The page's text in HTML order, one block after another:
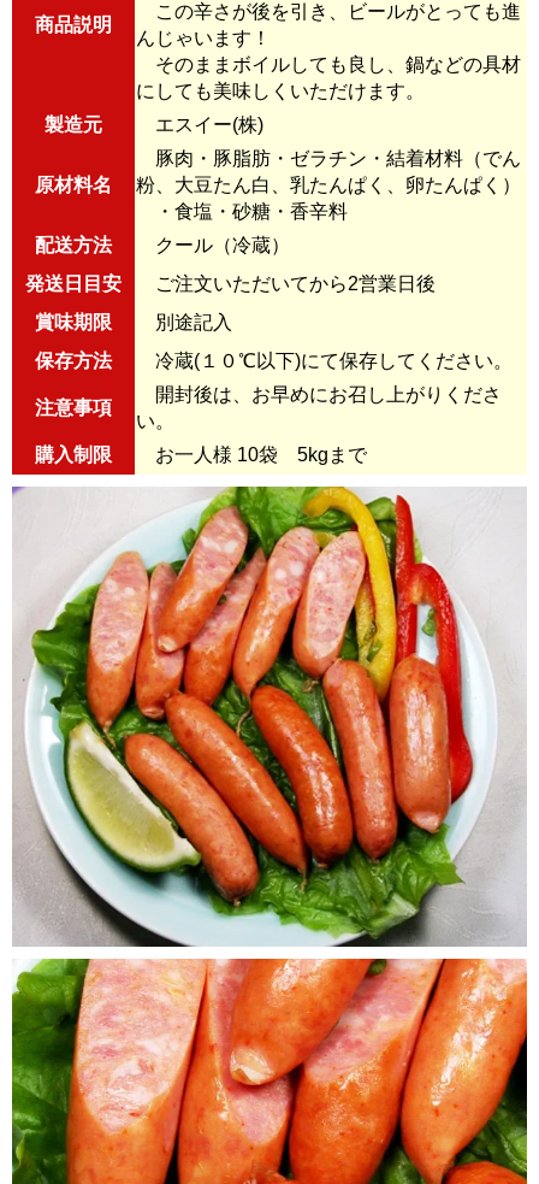
商品説明
この辛さが後を引き、ビールがとっても進
んじゃいます！
そのままボイルしても良し、鍋などの具材
にしても美味しくいただけます。
製造元
エスイー(株)
原材料名
豚肉・豚脂肪・ゼラチン・結着材料（でん
粉、大豆たん白、乳たんぱく、卵たんぱく）
・食塩・砂糖・香辛料
配送方法
クール（冷蔵）
発送日目安
ご注文いただいてから2営業日後
賞味期限
別途記入
保存方法
冷蔵(１０℃以下)にて保存してください。
注意事項
開封後は、お早めにお召し上がりくださ
い。
購入制限
お一人様 10袋 5kgまで